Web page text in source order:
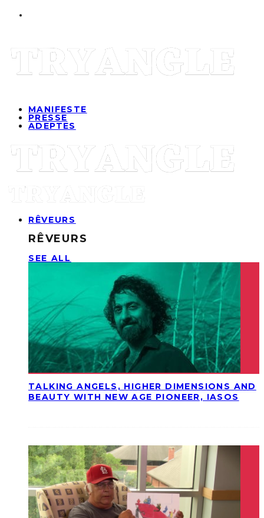
MANIFESTE
PRESSE
ADEPTES
RÊVEURS
RÊVEURS
SEE ALL
TALKING ANGELS, HIGHER DIMENSIONS AND
BEAUTY WITH NEW AGE PIONEER, IASOS